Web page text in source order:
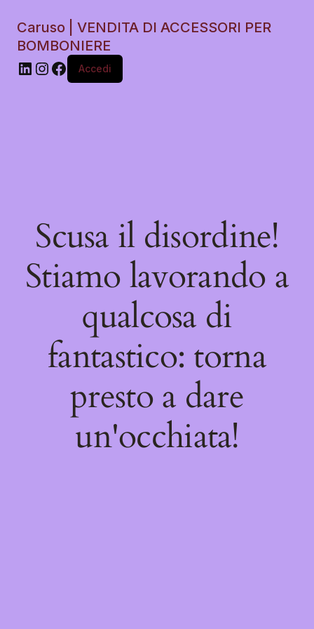
Caruso | VENDITA DI ACCESSORI PER
BOMBONIERE
Accedi
Scusa il disordine!
Stiamo lavorando a
qualcosa di
fantastico: torna
presto a dare
un'occhiata!